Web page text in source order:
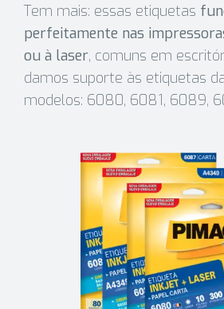
Tem mais: essas etiquetas
perfeitamente nas
ou à laser, comuns em
damos suporte às etiquetas
modelos: 6080, 6081, 6089,